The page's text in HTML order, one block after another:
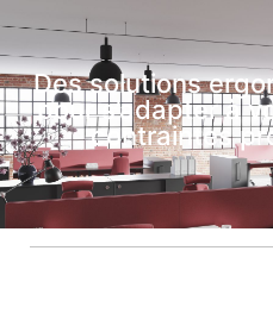
Des solutions
pour s’adapter à
contraintes